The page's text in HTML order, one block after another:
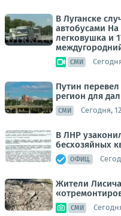
В Луганске
автобусами На
легковушка и
СМИ
Путин
регион для
СМИ Сегодня,
В ЛНР
бесхозяйных
ОФИЦ.
Жители
СМИ